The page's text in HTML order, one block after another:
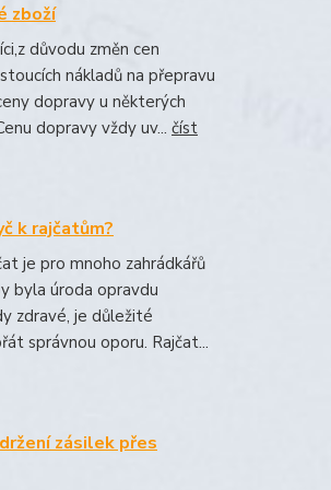
zboží
důvodu změn cen
nákladů na přepravu
dopravy u některých
dopravy vždy uv... číst
k rajčatům?
je pro mnoho zahrádkářů
byla úroda opravdu
zdravé, je důležité
správnou oporu. Rajčat...
zásilek přes